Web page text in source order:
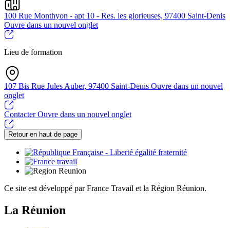
100 Rue Monthyon - apt 10 - Res. les glorieuses, 97400 Saint-Denis
Ouvre dans un nouvel onglet
Lieu de formation
107 Bis Rue Jules Auber, 97400 Saint-Denis Ouvre dans un nouvel
onglet
ContacterOuvre dans un nouvel onglet
Retour en haut de page
Ce site est développé par France Travail et la Région Réunion.
La Réunion